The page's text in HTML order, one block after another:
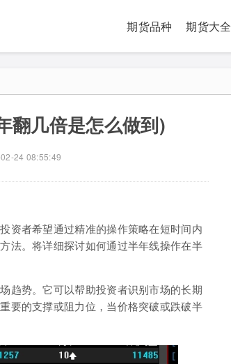
期货品种 期货大全
翻几倍是怎么做到)
24 08:55:49
资者希望通过精准的操作策略在短时间内
法。将详细探讨如何通过半年线操作在半
趋势。它可以帮助投资者识别市场的长期
要的支撑或阻力位，当价格突破或跌破半